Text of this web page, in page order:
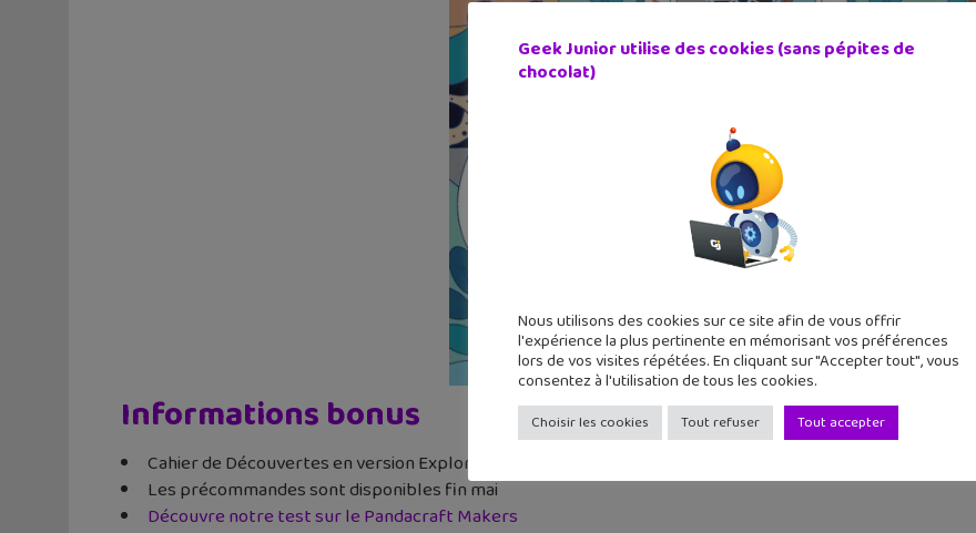
Informations bonus
Cahier de Découvertes en version Explore (3-7 ans) et Makers (8-12 ans)
Les précommandes sont disponibles fin mai
Découvre notre test sur le Pandacraft Makers
Geek Junior utilise des cookies (sans pépites de
chocolat)
Nous utilisons des cookies sur ce site afin de vous offrir
l'expérience la plus pertinente en mémorisant vos préférences
lors de vos visites répétées. En cliquant sur "Accepter tout", vous
consentez à l'utilisation de tous les cookies.
Choisir les cookies Tout refuser Tout accepter